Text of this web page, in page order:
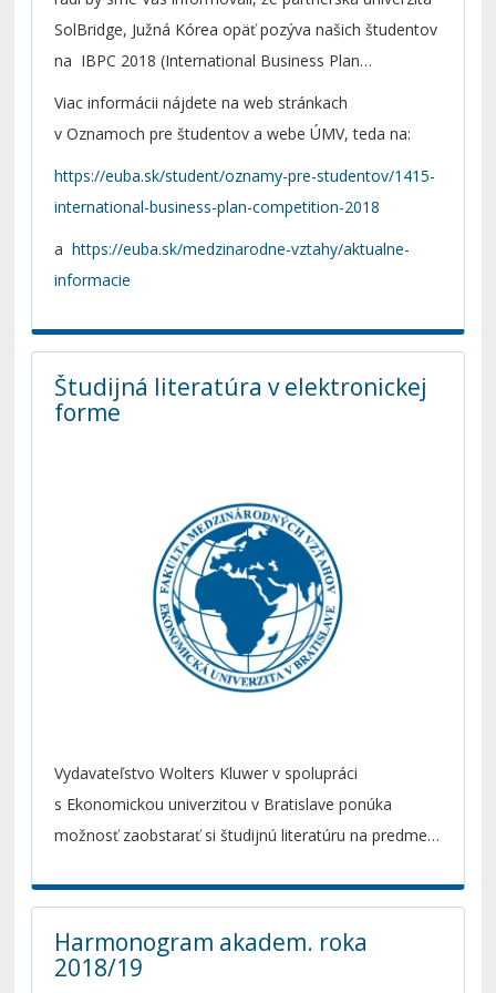
SolBridge, Južná Kórea opäť pozýva našich študentov
na IBPC 2018 (International Business Plan
Competition 2018).
Viac informácii nájdete na web stránkach
v Oznamoch pre študentov a webe ÚMV, teda na:
https://euba.sk/student/oznamy-pre-studentov/1415-
international-business-plan-competition-2018
ahttps://euba.sk/medzinarodne-vztahy/aktualne-
informacie
Študijná literatúra v elektronickej
forme
Vydavateľstvo Wolters Kluwer v spolupráci
s Ekonomickou univerzitou v Bratislave ponúka
možnosť zaobstarať si študijnú literatúru na predmety
elektronickej forme. Aké výhody balíček prináša a čo
Harmonogram akadem. roka
2018/19